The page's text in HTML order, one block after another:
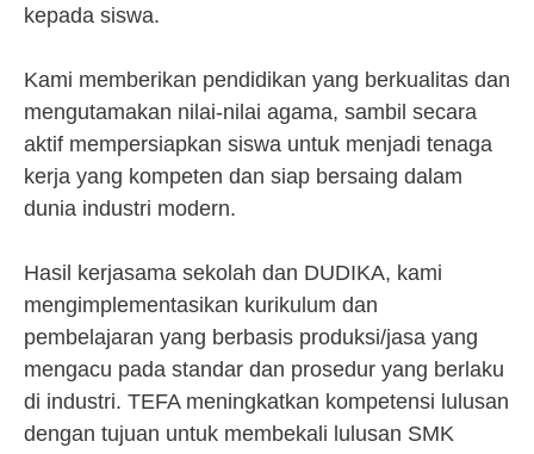
kepada siswa.
Kami memberikan pendidikan yang berkualitas dan
mengutamakan nilai-nilai agama, sambil secara
aktif mempersiapkan siswa untuk menjadi tenaga
kerja yang kompeten dan siap bersaing dalam
dunia industri modern.
Hasil kerjasama sekolah dan DUDIKA, kami
mengimplementasikan kurikulum dan
pembelajaran yang berbasis produksi/jasa yang
mengacu pada standar dan prosedur yang berlaku
di industri. TEFA meningkatkan kompetensi lulusan
dengan tujuan untuk membekali lulusan SMK